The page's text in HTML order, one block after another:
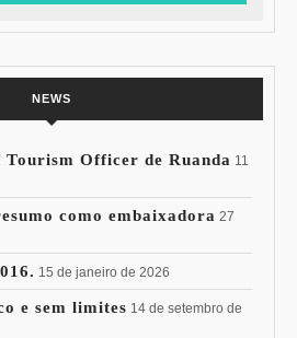
NEWS
Officer de Ruanda 11
como embaixadora 27
15 de janeiro de 2026
e sem limites 14 de setembro de